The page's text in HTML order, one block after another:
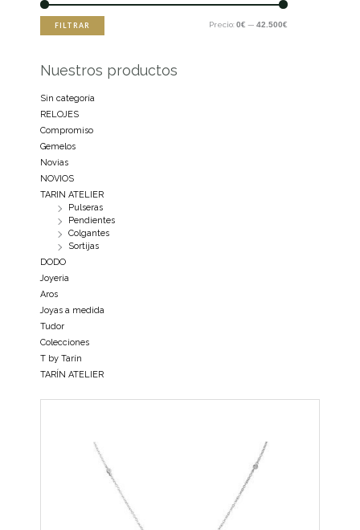
FILTRAR Precio: 0€ — 42.500€
Nuestros productos
Sin categoría
RELOJES
Compromiso
Gemelos
Novias
NOVIOS
TARIN ATELIER
Pulseras
Pendientes
Colgantes
Sortijas
DODO
Joyeria
Aros
Joyas a medida
Tudor
Colecciones
T by Tarín
TARÍN ATELIER